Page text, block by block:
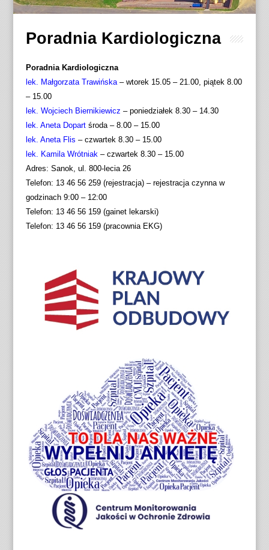
Poradnia Kardiologiczna
Poradnia Kardiologiczna
lek. Małgorzata Trawińska– wtorek 15.05 – 21.00, piątek 8.00
– 15.00
lek. Wojciech Biernikiewicz – poniedziałek 8.30 – 14.30
lek. Aneta Dopartśroda – 8.00 – 15.00
lek. Aneta Flis – czwartek 8.30 – 15.00
lek. Kamila Wrótniak– czwartek 8.30 – 15.00
Adres: Sanok, ul. 800-lecia 26
Telefon: 13 46 56 259 (rejestracja) – rejestracja czynna w
godzinach 9:00 – 12:00
Telefon: 13 46 56 159 (gainet lekarski)
Telefon: 13 46 56 159 (pracownia EKG)